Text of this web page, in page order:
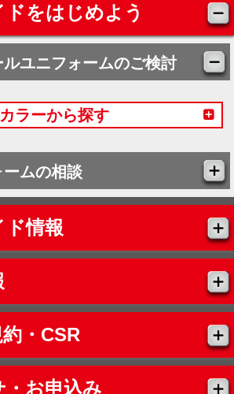
をはじめよう
ユニフォームのご検討
カラーから探す
ムの相談
ド情報
・CSR
・お申込み